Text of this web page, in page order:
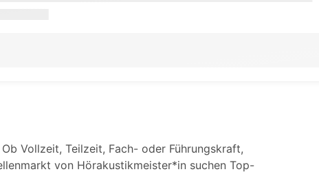
Vollzeit, Teilzeit, Fach- oder Führungskraft,
von Hörakustikmeister*in suchen Top-